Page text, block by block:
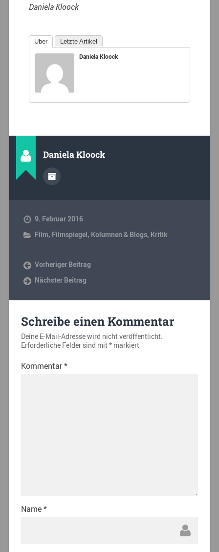
Daniela Kloock
Über Letzte Artikel
Daniela Kloock
Daniela Kloock
9. Februar 2016
Film, Filmspiegel, Kolumnen & Blogs, Kritik
Vorheriger Beitrag
Nächster Beitrag
Schreibe einen Kommentar
Deine E-Mail-Adresse wird nicht veröffentlicht.
Erforderliche Felder sind mit*markiert
Kommentar*
Name*